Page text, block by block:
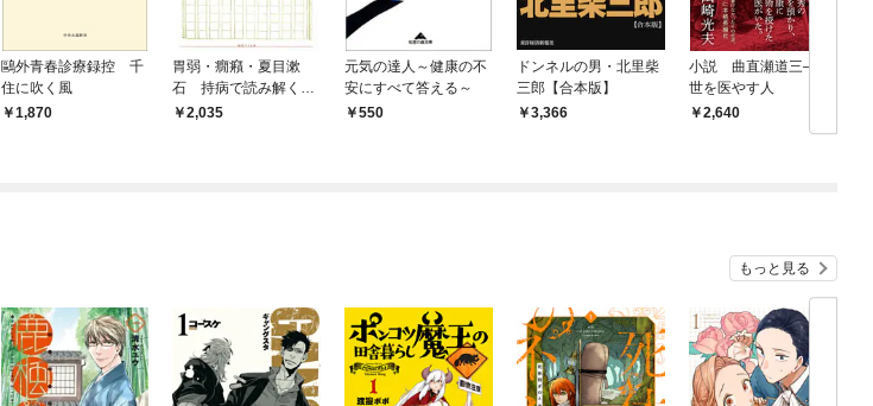
鷗外青春診療録控 千
住に吹く風
1,870
胃弱・癇癪・夏目漱
石 持病で読み解く文
士の生涯
2,035
元気の達人～健康の不
安にすべて答える～
550
ドンネルの男・北里柴
三郎【合本版】
3,366
小説 曲直瀬道三―乱
世を医やす人
2,640
もっと見る